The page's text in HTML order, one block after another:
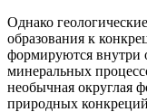
Однако
образования к
формируются внутри
минеральных
необычная округлая
природных